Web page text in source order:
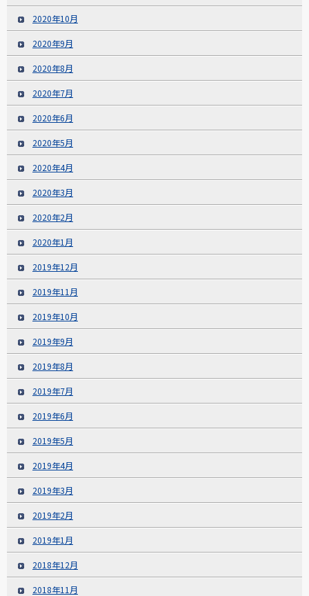
2020年10月
2020年9月
2020年8月
2020年7月
2020年6月
2020年5月
2020年4月
2020年3月
2020年2月
2020年1月
2019年12月
2019年11月
2019年10月
2019年9月
2019年8月
2019年7月
2019年6月
2019年5月
2019年4月
2019年3月
2019年2月
2019年1月
2018年12月
2018年11月